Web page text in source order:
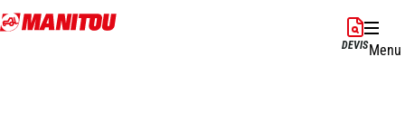
Aller
au
DEVISMenu